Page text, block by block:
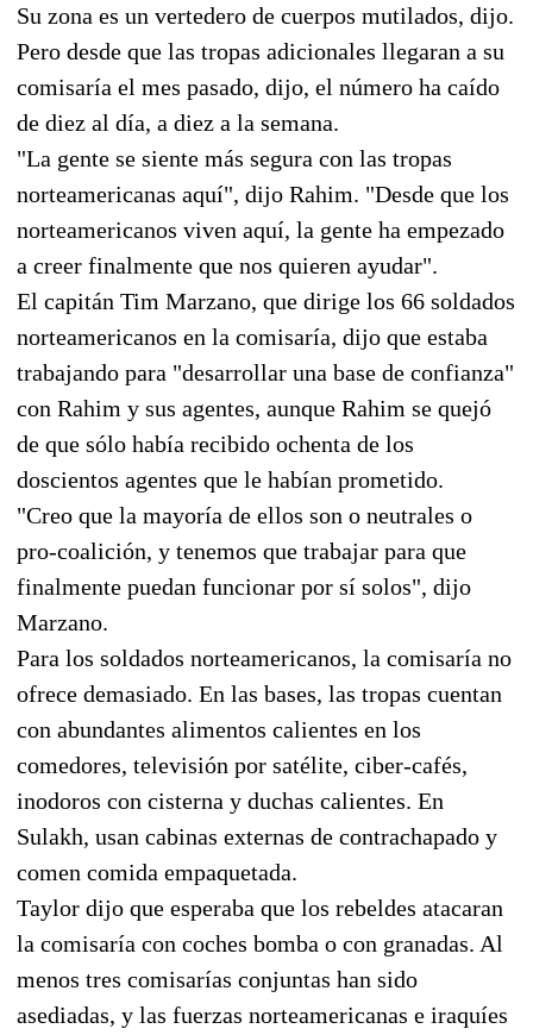
Su zona es un vertedero de cuerpos mutilados, dijo.
Pero desde que las tropas adicionales llegaran a su
comisaría el mes pasado, dijo, el número ha caído
de diez al día, a diez a la semana.
"La gente se siente más segura con las tropas
norteamericanas aquí", dijo Rahim. "Desde que los
norteamericanos viven aquí, la gente ha empezado
a creer finalmente que nos quieren ayudar".
El capitán Tim Marzano, que dirige los 66 soldados
norteamericanos en la comisaría, dijo que estaba
trabajando para "desarrollar una base de confianza"
con Rahim y sus agentes, aunque Rahim se quejó
de que sólo había recibido ochenta de los
doscientos agentes que le habían prometido.
"Creo que la mayoría de ellos son o neutrales o
pro-coalición, y tenemos que trabajar para que
finalmente puedan funcionar por sí solos", dijo
Marzano.
Para los soldados norteamericanos, la comisaría no
ofrece demasiado. En las bases, las tropas cuentan
con abundantes alimentos calientes en los
comedores, televisión por satélite, ciber-cafés,
inodoros con cisterna y duchas calientes. En
Sulakh, usan cabinas externas de contrachapado y
comen comida empaquetada.
Taylor dijo que esperaba que los rebeldes atacaran
la comisaría con coches bomba o con granadas. Al
menos tres comisarías conjuntas han sido
asediadas, y las fuerzas norteamericanas e iraquíes